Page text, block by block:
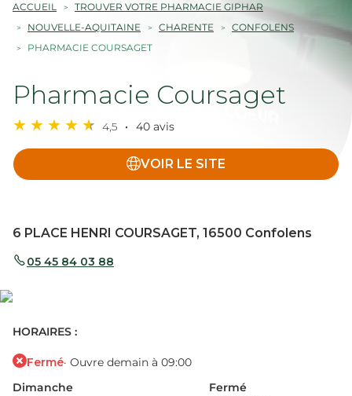
ACCUEIL
TROUVER VOTRE PHARMACIE GIPHAR
NOUVELLE-AQUITAINE
CHARENTE
CONFOLENS
PHARMACIE COURSAGET
Pharmacie Coursaget
4,5 40 avis
VOIR LE SITE
6 PLACE HENRI COURSAGET, 16500 Confolens
05 45 84 03 88
HORAIRES :
Fermé· Ouvre demain à 09:00
Dimanche
Fermé